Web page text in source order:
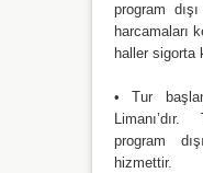
program
harcamaları
haller sigorta
• Tur
program
hizmettir.